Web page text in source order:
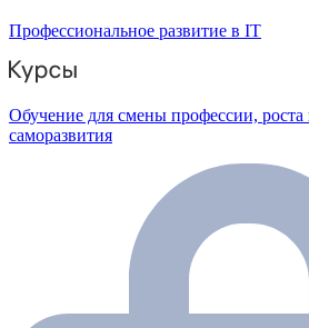
Профессиональное развитие в IT
Обучение для смены профессии, роста
саморазвития